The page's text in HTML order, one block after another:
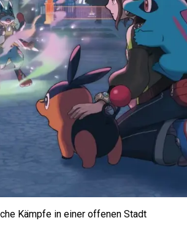
Kämpfe in einer offenen Stadt